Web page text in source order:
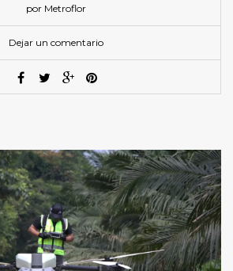
por Metroflor
Dejar un comentario